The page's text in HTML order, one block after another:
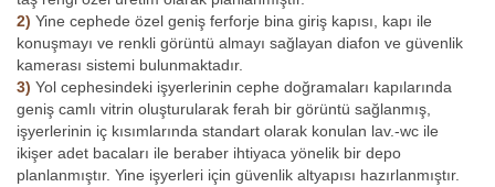
2) Yine cephede özel geniş ferforje bina giriş kapısı, kapı ile
konuşmayı ve renkli görüntü almayı sağlayan diafon ve güvenlik
kamerası sistemi bulunmaktadır.
3) Yol cephesindeki işyerlerinin cephe doğramaları kapılarında
geniş camlı vitrin oluşturularak ferah bir görüntü sağlanmış,
işyerlerinin iç kısımlarında standart olarak konulan lav.-wc ile
ikişer adet bacaları ile beraber ihtiyaca yönelik bir depo
planlanmıştır. Yine işyerleri için güvenlik altyapısı hazırlanmıştır.